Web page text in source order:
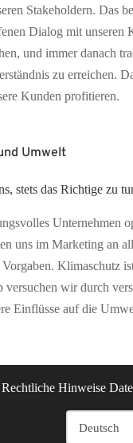
Stakeholdern. Das
Dialog mit unseren
und immer danach
zu erreichen.
Kunden profitieren.
Umwelt
stets das Richtige zu
Unternehmen
uns im Marketing an
Vorgaben. Klimaschutz
versuchen wir durch
Einflüsse auf die
Rechtliche Hinweise